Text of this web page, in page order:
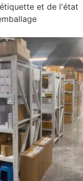
et de l'état